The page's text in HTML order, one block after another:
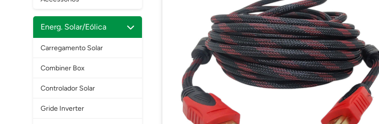
Energ. Solar/Eólica
Carregamento Solar
Combiner Box
Controlador Solar
Gride Inverter